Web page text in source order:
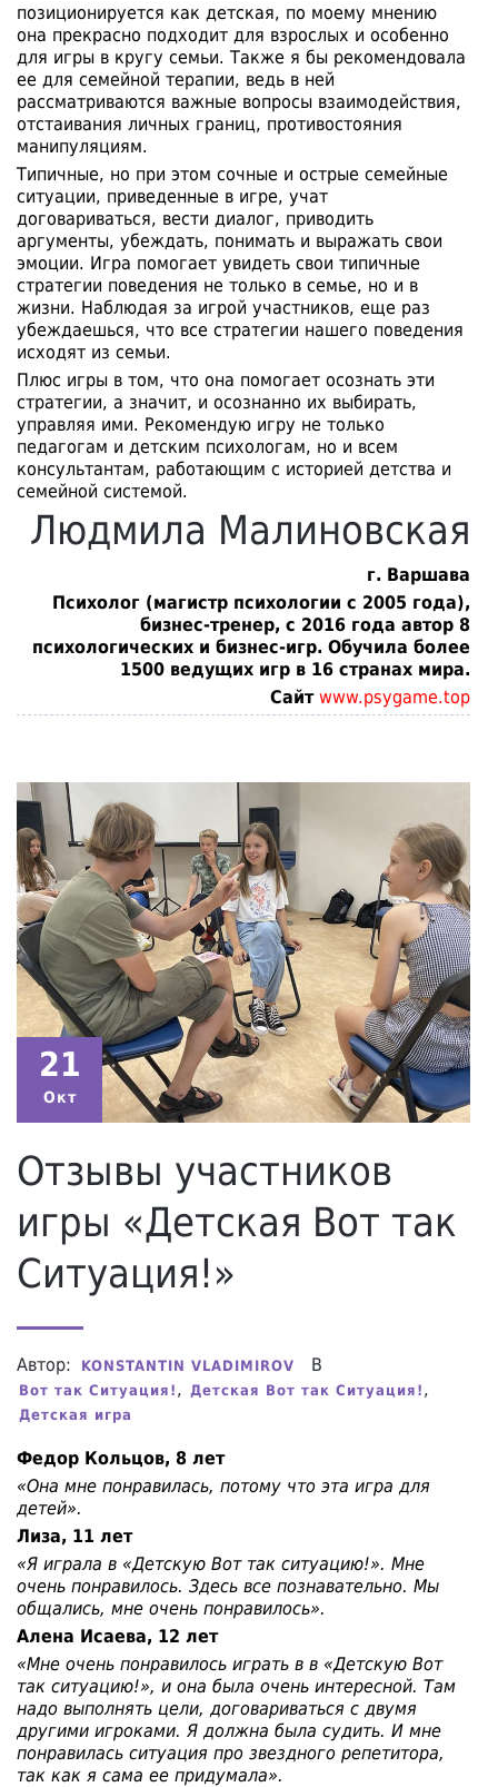
позиционируется как детская, по моему мнению
она прекрасно подходит для взрослых и особенно
для игры в кругу семьи. Также я бы рекомендовала
ее для семейной терапии, ведь в ней
рассматриваются важные вопросы взаимодействия,
отстаивания личных границ, противостояния
манипуляциям.
Типичные, но при этом сочные и острые семейные
ситуации, приведенные в игре, учат
договариваться, вести диалог, приводить
аргументы, убеждать, понимать и выражать свои
эмоции. Игра помогает увидеть свои типичные
стратегии поведения не только в семье, но и в
жизни. Наблюдая за игрой участников, еще раз
убеждаешься, что все стратегии нашего поведения
исходят из семьи.
Плюс игры в том, что она помогает осознать эти
стратегии, а значит, и осознанно их выбирать,
управляя ими. Рекомендую игру не только
педагогам и детским психологам, но и всем
консультантам, работающим с историей детства и
семейной системой.
Людмила Малиновская
г. Варшава
Психолог (магистр психологии с 2005 года),
бизнес-тренер, с 2016 года автор 8
психологических и бизнес-игр. Обучила более
1500 ведущих игр в 16 странах мира.
Сайт www.psygame.top
21
Окт
Отзывы участников
игры «Детская Вот так
Ситуация!»
Автор: KONSTANTIN VLADIMIROV В
Вот так Ситуация! , Детская Вот так Ситуация! ,
Детская игра
Федор Кольцов, 8 лет
«Она мне понравилась, потому что эта игра для
детей».
Лиза, 11 лет
«Я играла в «Детскую Вот так ситуацию!». Мне
очень понравилось. Здесь все познавательно. Мы
общались, мне очень понравилось».
Алена Исаева, 12 лет
«Мне очень понравилось играть в в «Детскую Вот
так ситуацию!», и она была очень интересной. Там
надо выполнять цели, договариваться с двумя
другими игроками. Я должна была судить. И мне
понравилась ситуация про звездного репетитора,
так как я сама ее придумала».